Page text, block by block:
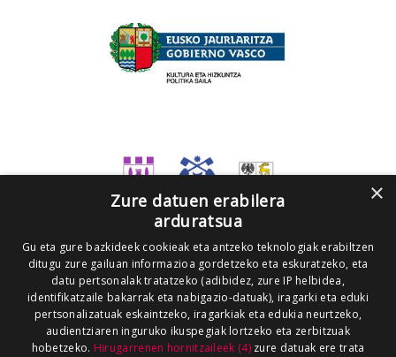
×
Zure datuen erabilera
arduratsua
Gu eta gure bazkideek cookieak eta antzeko teknologiak erabiltzen
ditugu zure gailuan informazioa gordetzeko eta eskuratzeko, eta
datu pertsonalak tratatzeko (adibidez, zure IP helbidea,
identifikatzaile bakarrak eta nabigazio-datuak), iragarki eta eduki
pertsonalizatuak eskaintzeko, iragarkiak eta edukia neurtzeko,
audientziaren inguruko ikuspegiak lortzeko eta zerbitzuak
hobetzeko. Hirugarrenen hornitzaileek (4)zure datuak ere trata